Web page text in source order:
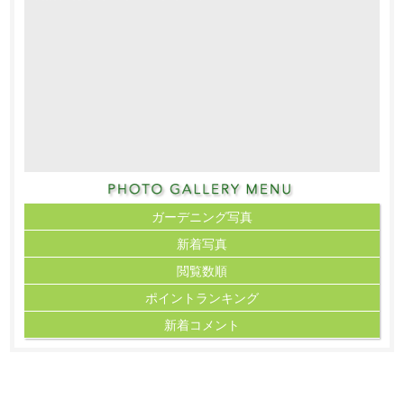
ガーデニング写真
新着写真
閲覧数順
ポイント ランキング
新着コメント